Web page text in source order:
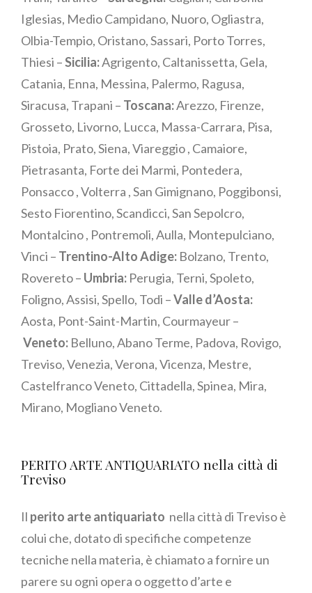
Iglesias, Medio Campidano, Nuoro, Ogliastra,
Olbia-Tempio, Oristano, Sassari, Porto Torres,
Thiesi –Sicilia:Agrigento, Caltanissetta, Gela,
Catania, Enna, Messina, Palermo, Ragusa,
Siracusa, Trapani – Toscana:Arezzo, Firenze,
Grosseto, Livorno, Lucca, Massa-Carrara, Pisa,
Pistoia, Prato, Siena, Viareggio , Camaiore,
Pietrasanta, Forte dei Marmi, Pontedera,
Ponsacco , Volterra , San Gimignano, Poggibonsi,
Sesto Fiorentino, Scandicci, San Sepolcro,
Montalcino , Pontremoli, Aulla, Montepulciano,
Vinci – Trentino-Alto Adige: Bolzano, Trento,
Rovereto – Umbria: Perugia, Terni, Spoleto,
Foligno, Assisi, Spello, Todi –Valle d’Aosta:
Aosta, Pont-Saint-Martin, Courmayeur –
Veneto: Belluno, Abano Terme, Padova, Rovigo,
Treviso, Venezia, Verona, Vicenza, Mestre,
Castelfranco Veneto, Cittadella, Spinea, Mira,
Mirano, Mogliano Veneto.
PERITO ARTE ANTIQUARIATO nella città di
Treviso
Il perito arte antiquariato nella città di Treviso è
colui che, dotato di specifiche competenze
tecniche nella materia, è chiamato a fornire un
parere su ogni opera o oggetto d’arte e